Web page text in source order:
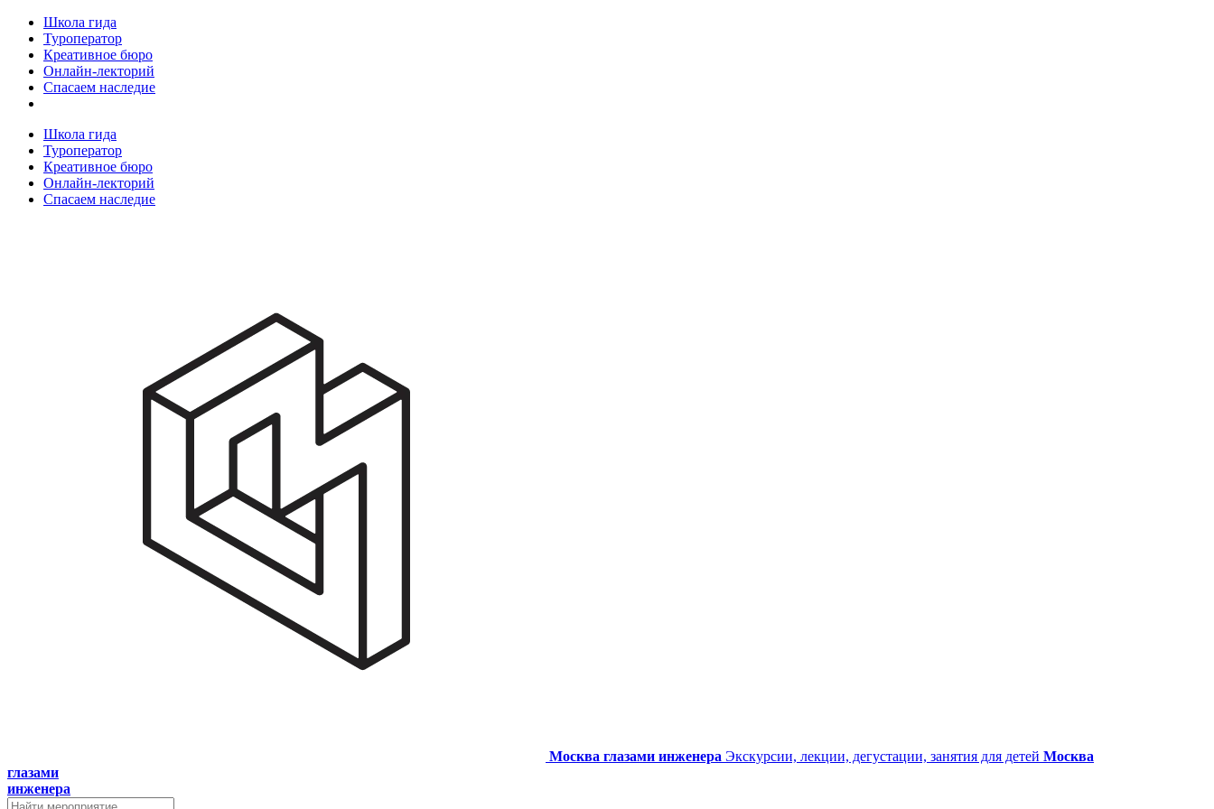
Школа гида
Туроператор
Креативное бюро
Онлайн-лекторий
Спасаем наследие
Школа гида
Туроператор
Креативное бюро
Онлайн-лекторий
Спасаем наследие
Москва глазами инженера Экскурсии, лекции, дегустации, занятия для детей Москва
глазами
инженера